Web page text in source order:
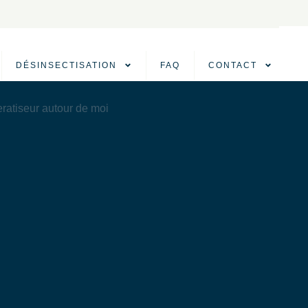
DÉSINSECTISATION FAQ CONTACT